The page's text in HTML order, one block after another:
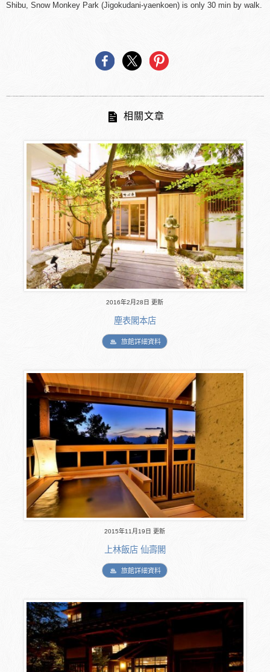
Shibu, Snow Monkey Park (Jigokudani-yaenkoen) is only 30 min by walk.
相關文章
2016年2月28日 更新
塵表閣本店
旅館詳細資料
2015年11月19日 更新
上林飯店 仙壽閣
旅館詳細資料